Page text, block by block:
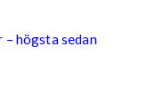
högsta sedan